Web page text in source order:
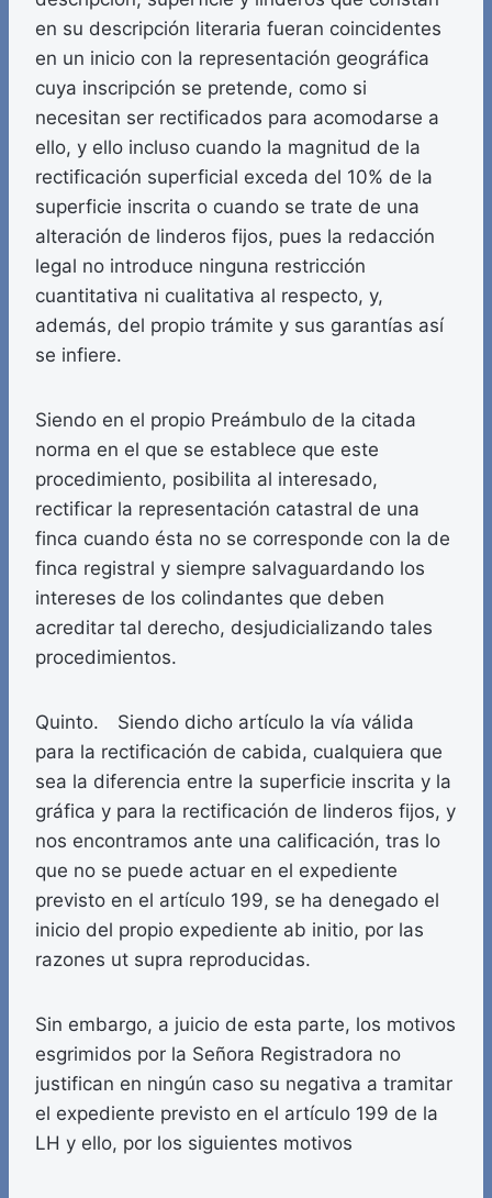
en su descripción literaria fueran coincidentes
en un inicio con la representación geográfica
cuya inscripción se pretende, como si
necesitan ser rectificados para acomodarse a
ello, y ello incluso cuando la magnitud de la
rectificación superficial exceda del 10% de la
superficie inscrita o cuando se trate de una
alteración de linderos fijos, pues la redacción
legal no introduce ninguna restricción
cuantitativa ni cualitativa al respecto, y,
además, del propio trámite y sus garantías así
se infiere.
Siendo en el propio Preámbulo de la citada
norma en el que se establece que este
procedimiento, posibilita al interesado,
rectificar la representación catastral de una
finca cuando ésta no se corresponde con la de
finca registral y siempre salvaguardando los
intereses de los colindantes que deben
acreditar tal derecho, desjudicializando tales
procedimientos.
Quinto. Siendo dicho artículo la vía válida
para la rectificación de cabida, cualquiera que
sea la diferencia entre la superficie inscrita y la
gráfica y para la rectificación de linderos fijos, y
nos encontramos ante una calificación, tras lo
que no se puede actuar en el expediente
previsto en el artículo 199, se ha denegado el
inicio del propio expediente ab initio, por las
razones ut supra reproducidas.
Sin embargo, a juicio de esta parte, los motivos
esgrimidos por la Señora Registradora no
justifican en ningún caso su negativa a tramitar
el expediente previsto en el artículo 199 de la
LH y ello, por los siguientes motivos